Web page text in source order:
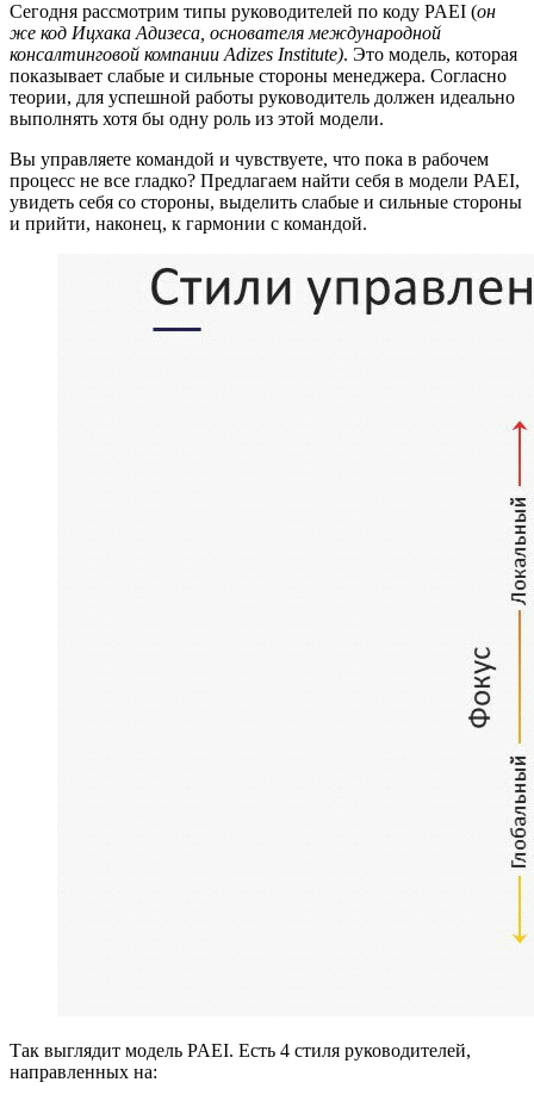
Сегодня рассмотрим типы руководителей по коду PAEI (он
же код Ицхака Адизеса, основателя международной
консалтинговой компании Adizes Institute). Это модель, которая
показывает слабые и сильные стороны менеджера. Согласно
теории, для успешной работы руководитель должен идеально
выполнять хотя бы одну роль из этой модели.
Вы управляете командой и чувствуете, что пока в рабочем
процесс не все гладко? Предлагаем найти себя в модели PAEI,
увидеть себя со стороны, выделить слабые и сильные стороны
и прийти, наконец, к гармонии с командой.
Так выглядит модель PAEI. Есть 4 стиля руководителей,
направленных на: